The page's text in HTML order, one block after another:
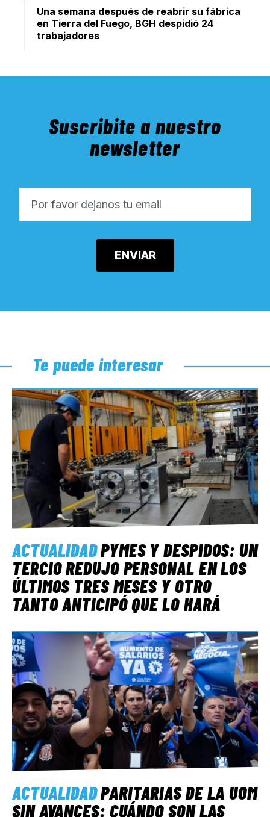
Una semana después de reabrir su fábrica
en Tierra del Fuego, BGH despidió 24
trabajadores
Suscribite a nuestro
newsletter
Te puede interesar
ACTUALIDADPYMES Y DESPIDOS: UN
TERCIO REDUJO PERSONAL EN LOS
ÚLTIMOS TRES MESES Y OTRO
TANTO ANTICIPÓ QUE LO HARÁ
ACTUALIDADPARITARIAS DE LA UOM
SIN AVANCES: CUÁNDO SON LAS